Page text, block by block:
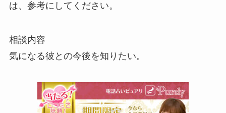
は、参考にしてください。
相談内容
気になる彼との今後を知りたい。